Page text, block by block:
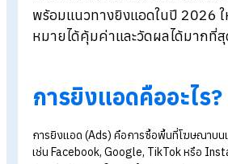
ยิงแอดคืออะไร นักการตลาดมื